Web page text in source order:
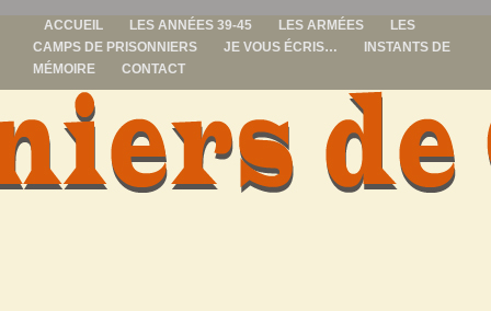
ACCUEIL LES ANNÉES 39-45 LES ARMÉES
LES
CAMPS DE PRISONNIERS
JE VOUS ÉCRIS…
INSTANTS DE
MÉMOIRE
CONTACT
prisonniers de